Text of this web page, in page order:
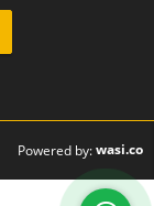
Powered by:wasi.co